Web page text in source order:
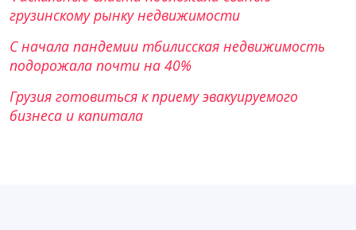
грузинскому рынку недвижимости
С начала пандемии тбилисская недвижимость
подорожала почти на 40%
Грузия готовиться к приему эвакуируемого
бизнеса и капитала